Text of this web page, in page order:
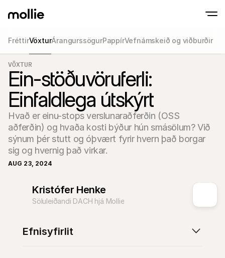
Snerta til að greiða á iPhone
Samþykktu snertingarlausar greiðslur
Lærðu meira
Afgreiðsla
Bjóða upp á
sérsniðið að
Endurteknar
Samstarfsaðilar
Fyrir umboðsskrifstofur
Kynntu þér samstarfsaðilaáætlun okkar fyrir
FréttirVöxturÁrangurssögurPappírVefnámskeið og viðburðir
VÖXTUR
Ein-stöðuvöruferli:
Einfaldlega útskýrt
Hvað er einu-stops verslunaraðferðin (OSS
aðferðin) og hvaða kosti býður hún smásölum? Við
sýnum þér stutt og óþvært fyrir hvern það borgar
sig og hvernig það virkar.
AUG 23, 2024
Kristófer Henke
Söluleiðandi DACH hjá Mollie
Efnisyfirlit